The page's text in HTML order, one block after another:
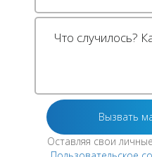
Оставляя свои